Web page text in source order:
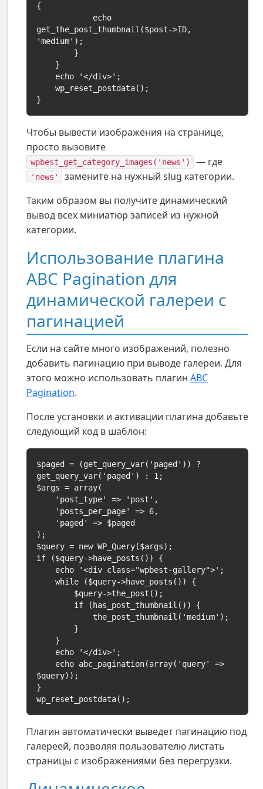
{
get_the_post_thumbnail($post->ID,
'medium');
}
Чтобы вывести изображения на странице,
просто вызовите
wpbest_get_category_images('news') — где
'news'
замените на нужный slug категории.
Таким образом вы получите динамический
вывод всех миниатюр записей из нужной
категории.
Использование плагина
ABC Pagination для
динамической галереи с
пагинацией
Если на сайте много изображений, полезно
добавить пагинацию при выводе галереи. Для
этого можно использовать плагин ABC
Pagination.
После установки и активации плагина добавьте
следующий код в шаблон:
$paged = (get_query_var('paged')) ?
get_query_var('paged') : 1;
$args = array(
);
$query = new WP_Query($args);
if ($query->have_posts()) {
$query));
}
wp_reset_postdata();
Плагин автоматически выведет пагинацию под
галереей, позволяя пользователю листать
страницы с изображениями без перегрузки.